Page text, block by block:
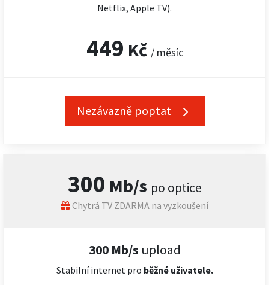
300 Mb/s po optice
Chytrá TV ZDARMA na vyzkoušení
300 Mb/s upload
Stabilní internet pro běžné uživatele.
Netflix, Apple TV).
449 Kč / měsíc
Nezávazně poptat